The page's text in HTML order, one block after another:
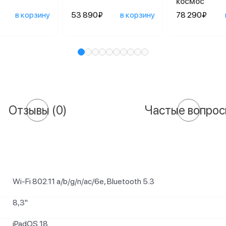
в корзину 53 890₽ в корзину
78 290₽
Отзывы (0) Частые
Wi-Fi 802.11 a/b/g/n/ac/6e, Bluetooth 5.3
8,3"
iPadOS 18